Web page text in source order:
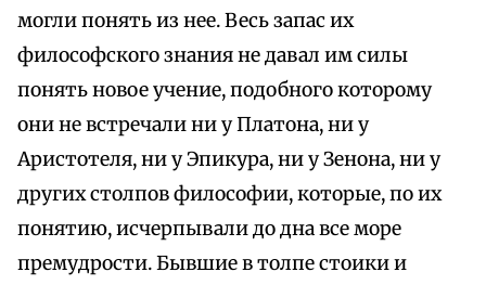
могли понять из нее. Весь запас их
философского знания не давал им силы
понять новое учение, подобного которому
они не встречали ни у Платона, ни у
Аристотеля, ни у Эпикура, ни у Зенона, ни у
других столпов философии, которые, по их
понятию, исчерпывали до дна все море
премудрости. Бывшие в толпе стоики и